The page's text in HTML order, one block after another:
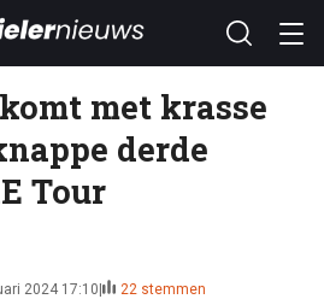
met krasse
derde
Tour
2024 17:10 22 stemmen